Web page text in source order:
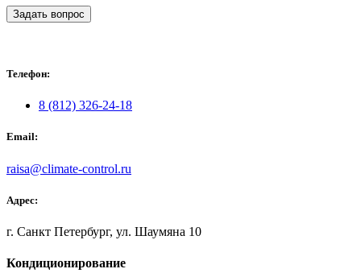
Задать вопрос
Телефон:
8 (812) 326-24-18
Email:
raisa@climate-control.ru
Адрес:
г. Санкт Петербург, ул. Шаумяна 10
Кондиционирование